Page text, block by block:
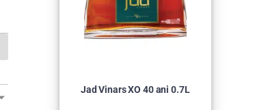
Jad Vinars XO 40 ani 0.7L